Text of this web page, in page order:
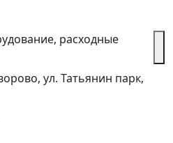
расходные
ул. Татьянин парк,